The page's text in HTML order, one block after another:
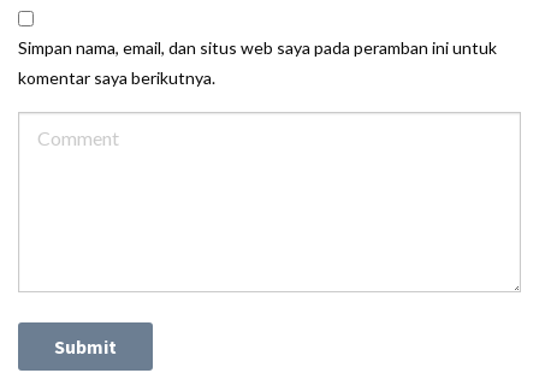
Simpan nama, email, dan situs web saya pada peramban ini untuk
komentar saya berikutnya.